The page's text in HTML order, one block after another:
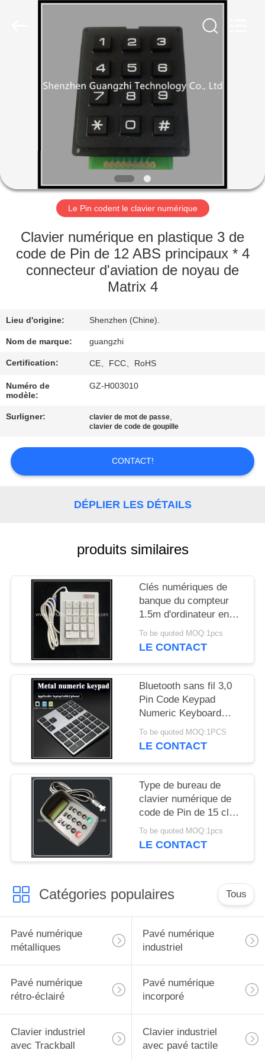
PRODUITS
SUJET
DE
NOUS
VISITE
D'USINE
QUALITÉ
CONTACTEZ-
NOUS
DEMANDEZ
CITATION
PRIVACY
POLICY
Le Pin codent le clavier numérique
Clavier numérique en plastique 3 de
code de Pin de 12 ABS principaux * 4
connecteur d'aviation de noyau de
Matrix 4
Lieu d'origine: Shenzhen (Chine).
Nom de marque: guangzhi
Certification: CE、FCC、RoHS
Numéro de
modèle:
GZ-H003010
Surligner: clavier de mot de passe,
clavier de code de goupille
CONTACT!
DÉPLIER LES DÉTAILS
produits similaires
Clés numériques de
banque du compteur
1.5m d'ordinateur en
plastique blanc de pavé
numérique
To be quoted MOQ:1pcs
LE CONTACT
Bluetooth sans fil 3,0
Pin Code Keypad
Numeric Keyboard
avec le contre-jour 7
To be quoted MOQ:1PCS
LE CONTACT
Type de bureau de
clavier numérique de
code de Pin de 15 clés
avec l'interface de tête
d'aviation de 4 noyaux
To be quoted MOQ:1pcs
LE CONTACT
Catégories populaires Tous
Pavé numérique
métalliques
Pavé numérique
industriel
Pavé numérique
rétro-éclairé
Pavé numérique
incorporé
Clavier industriel
avec Trackball
Clavier industriel
avec pavé tactile